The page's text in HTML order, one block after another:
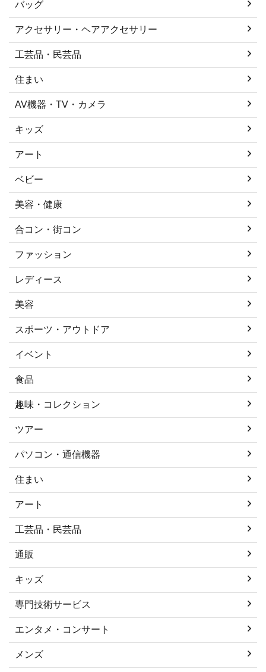
バッグ
アクセサリー・ヘアアクセサリー
工芸品・民芸品
住まい
AV機器・TV・カメラ
キッズ
アート
ベビー
美容・健康
合コン・街コン
ファッション
レディース
美容
スポーツ・アウトドア
イベント
食品
趣味・コレクション
ツアー
パソコン・通信機器
住まい
アート
工芸品・民芸品
通販
キッズ
専門技術サービス
エンタメ・コンサート
メンズ